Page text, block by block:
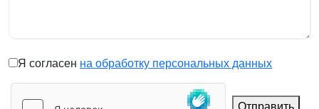
Я согласен на обработку персональных данных
Отправить